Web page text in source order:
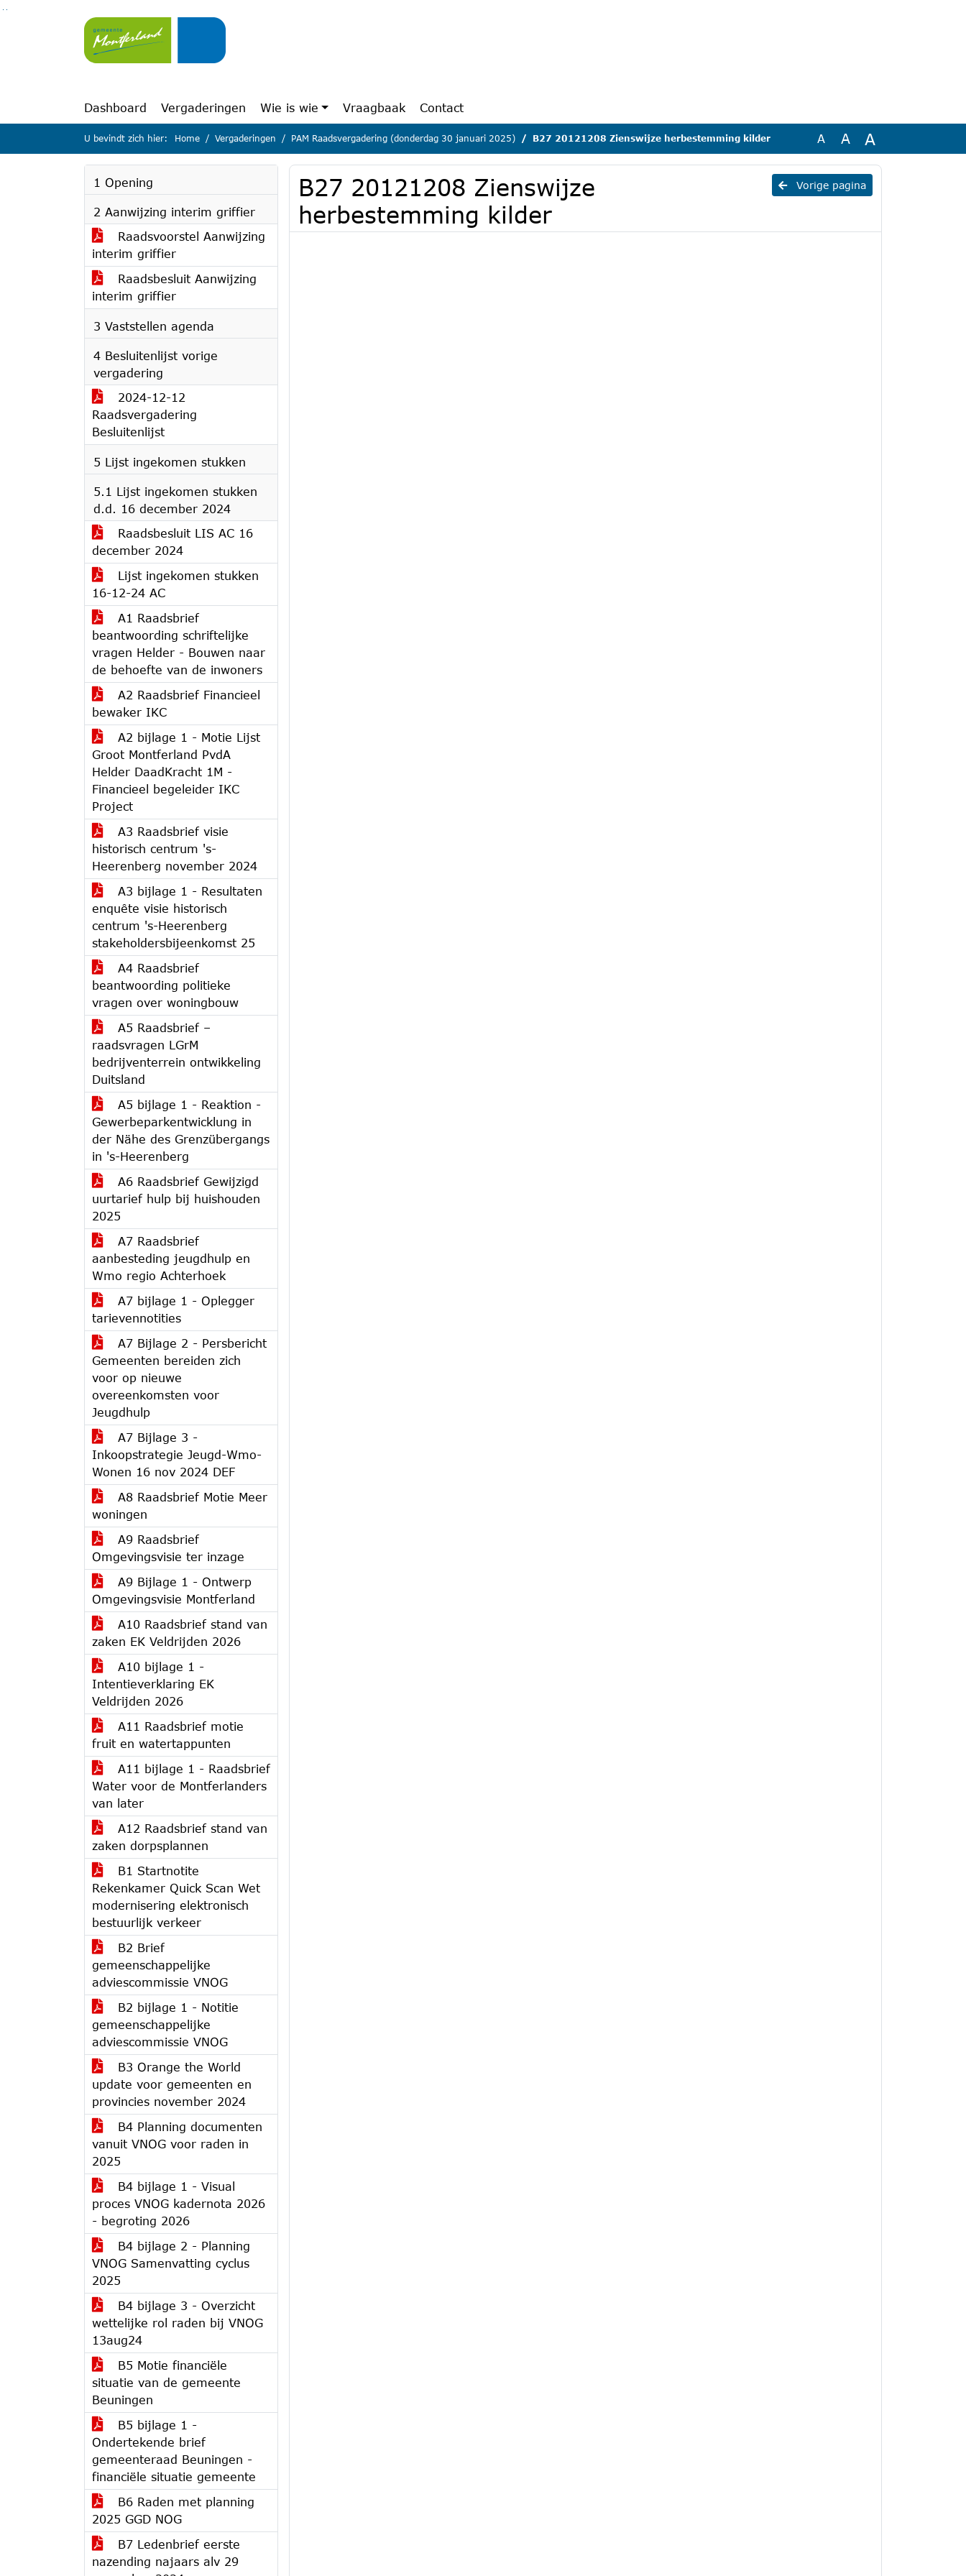
Ga naar de inhoud van deze pagina
Ga naar het zoeken
Ga naar het menu
Dashboard Vergaderingen Wie is wie Vraagbaak Contact
U bevindt zich hier: Home Vergaderingen PAM Raadsvergadering (donderdag 30 januari 2025) B27 20121208 Zienswijze herbestemming kilder A A A
1 Opening
2 Aanwijzing interim griffier
Raadsvoorstel Aanwijzing
interim griffier
Raadsbesluit Aanwijzing
interim griffier
3 Vaststellen agenda
4 Besluitenlijst vorige
vergadering
2024-12-12
Raadsvergadering
Besluitenlijst
5 Lijst ingekomen stukken
5.1 Lijst ingekomen stukken
d.d. 16 december 2024
Raadsbesluit LIS AC 16
december 2024
Lijst ingekomen stukken
16-12-24 AC
A1 Raadsbrief
beantwoording schriftelijke
vragen Helder - Bouwen naar
de behoefte van de inwoners
A2 Raadsbrief Financieel
bewaker IKC
A2 bijlage 1 - Motie Lijst
Groot Montferland PvdA
Helder DaadKracht 1M -
Financieel begeleider IKC
Project
A3 Raadsbrief visie
historisch centrum 's-
Heerenberg november 2024
A3 bijlage 1 - Resultaten
enquête visie historisch
centrum 's-Heerenberg
stakeholdersbijeenkomst 25
A4 Raadsbrief
beantwoording politieke
vragen over woningbouw
A5 Raadsbrief –
raadsvragen LGrM
bedrijventerrein ontwikkeling
Duitsland
A5 bijlage 1 - Reaktion -
Gewerbeparkentwicklung in
der Nähe des Grenzübergangs
in 's-Heerenberg
A6 Raadsbrief Gewijzigd
uurtarief hulp bij huishouden
2025
A7 Raadsbrief
aanbesteding jeugdhulp en
Wmo regio Achterhoek
A7 bijlage 1 - Oplegger
tarievennotities
A7 Bijlage 2 - Persbericht
Gemeenten bereiden zich
voor op nieuwe
overeenkomsten voor
Jeugdhulp
A7 Bijlage 3 -
Inkoopstrategie Jeugd-Wmo-
Wonen 16 nov 2024 DEF
A8 Raadsbrief Motie Meer
woningen
A9 Raadsbrief
Omgevingsvisie ter inzage
A9 Bijlage 1 - Ontwerp
Omgevingsvisie Montferland
A10 Raadsbrief stand van
zaken EK Veldrijden 2026
A10 bijlage 1 -
Intentieverklaring EK
Veldrijden 2026
A11 Raadsbrief motie
fruit en watertappunten
A11 bijlage 1 - Raadsbrief
Water voor de Montferlanders
van later
A12 Raadsbrief stand van
zaken dorpsplannen
B1 Startnotite
Rekenkamer Quick Scan Wet
modernisering elektronisch
bestuurlijk verkeer
B2 Brief
gemeenschappelijke
adviescommissie VNOG
B2 bijlage 1 - Notitie
gemeenschappelijke
adviescommissie VNOG
B3 Orange the World
update voor gemeenten en
provincies november 2024
B4 Planning documenten
vanuit VNOG voor raden in
2025
B4 bijlage 1 - Visual
proces VNOG kadernota 2026
- begroting 2026
B4 bijlage 2 - Planning
VNOG Samenvatting cyclus
2025
B4 bijlage 3 - Overzicht
wettelijke rol raden bij VNOG
13aug24
B5 Motie financiële
situatie van de gemeente
Beuningen
B5 bijlage 1 -
Ondertekende brief
gemeenteraad Beuningen -
financiële situatie gemeente
B6 Raden met planning
2025 GGD NOG
B7 Ledenbrief eerste
nazending najaars alv 29
Vorige pagina
B27 20121208 Zienswijze
herbestemming kilder